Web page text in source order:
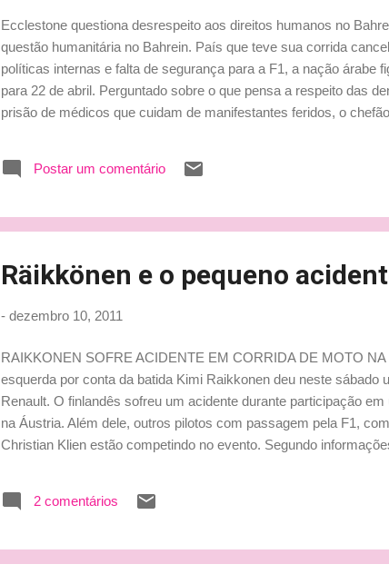
Ecclestone questiona desrespeito aos direitos humanos no
questão humanitária no Bahrein. País que teve sua corrida
políticas internas e falta de segurança para a F1, a nação árabe
para 22 de abril. Perguntado sobre o que pensa a respeito das
prisão de médicos que cuidam de manifestantes feridos, o
dizem ser independente. O que o relatório dizia? Sim, há casos
Postar um comentário
Räikkönen e o pequeno
- dezembro 10, 2011
RAIKKONEN SOFRE ACIDENTE EM CORRIDA DE MOTO
esquerda por conta da batida Kimi Raikkonen deu neste
Renault. O finlandês sofreu um acidente durante participação
na Áustria. Além dele, outros pilotos com passagem pela F1,
Christian Klien estão competindo no evento. Segundo
restante da competição", minimizou o organizador da corrida,
2 comentários